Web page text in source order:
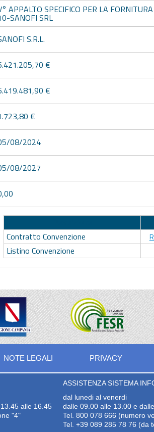
APPALTO SPECIFICO PER LA
SANOFI SRL
S.R.L.
€
€
€
08/2024
08/2027
Contratto Convenzione
Listino Convenzione
NOTE LEGALI PRIVACY
alle 16.45
"4"
ASSISTENZA SISTEMA
dal lunedi al venerdi
dalle 09.00 alle 13.00 e
Tel. 800 078 666 (numero
Tel. +39 089 285 78 76 (da